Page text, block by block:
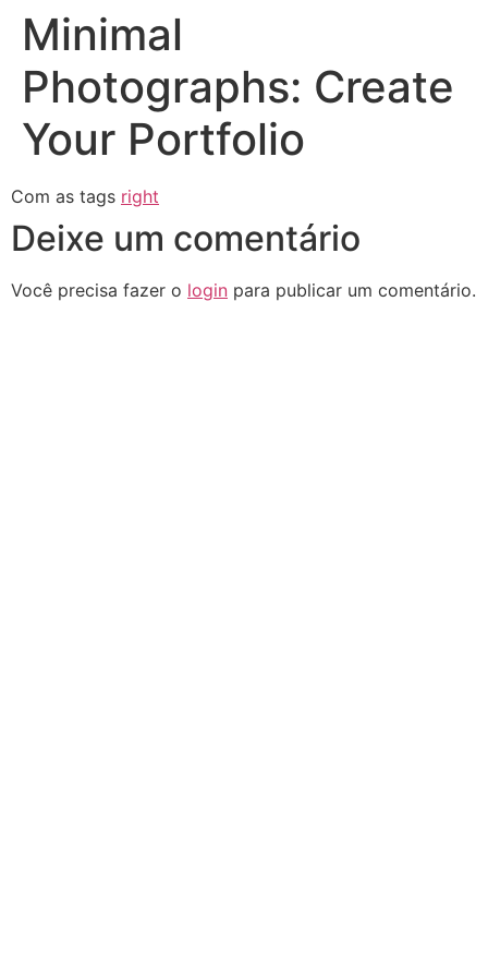
Minimal
Photographs: Create
Your Portfolio
Com as tags right
Deixe um comentário
Você precisa fazer o login para publicar um comentário.